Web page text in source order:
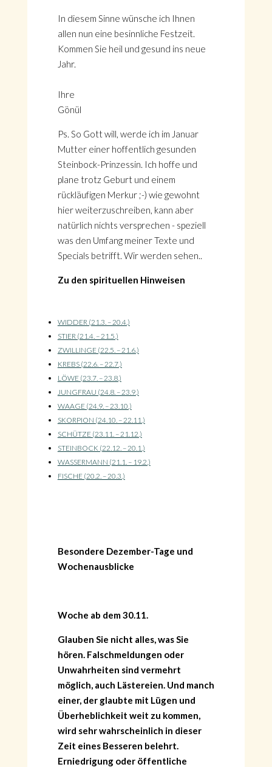
In diesem Sinne wünsche ich Ihnen
allen nun eine besinnliche Festzeit.
Kommen Sie heil und gesund ins neue
Jahr.
Ihre
Gönül
Ps. So Gott will, werde ich im Januar
Mutter einer hoffentlich gesunden
Steinbock-Prinzessin. Ich hoffe und
plane trotz Geburt und einem
rückläufigen Merkur ;-) wie gewohnt
hier weiterzuschreiben, kann aber
natürlich nichts versprechen - speziell
was den Umfang meiner Texte und
Specials betrifft. Wir werden sehen..
Zu den spirituellen Hinweisen
WIDDER (21.3. – 20.4.)
STIER (21.4. – 21.5.)
ZWILLINGE (22.5. – 21.6.)
KREBS (22.6. – 22.7.)
LÖWE (23.7. – 23.8.)
JUNGFRAU (24.8. – 23.9.)
WAAGE (24.9. – 23.10.)
SKORPION (24.10. – 22.11.)
SCHÜTZE (23.11. – 21.12.)
STEINBOCK (22.12. – 20.1.)
WASSERMANN (21.1. – 19.2.)
FISCHE (20.2. – 20.3.)
Besondere Dezember-Tage und
Wochenausblicke
Woche ab dem 30.11.
Glauben Sie nicht alles, was Sie
hören. Falschmeldungen oder
Unwahrheiten sind vermehrt
möglich, auch Lästereien. Und manch
einer, der glaubte mit Lügen und
Überheblichkeit weit zu kommen,
wird sehr wahrscheinlich in dieser
Zeit eines Besseren belehrt.
Erniedrigung oder öffentliche